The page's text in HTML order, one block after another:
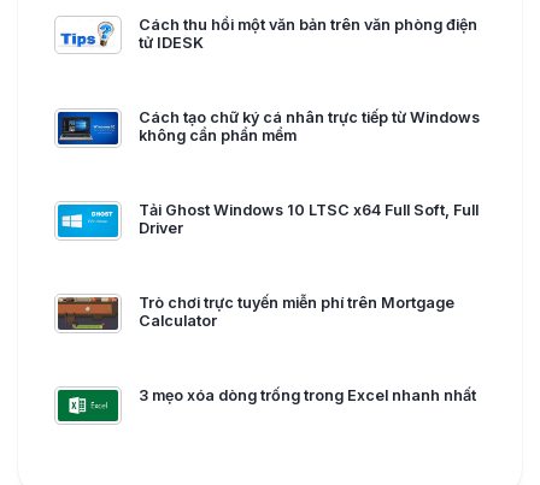
Cách thu hồi một văn bản trên văn phòng điện
tử IDESK
Cách tạo chữ ký cá nhân trực tiếp từ Windows
không cần phần mềm
Tải Ghost Windows 10 LTSC x64 Full Soft, Full
Driver
Trò chơi trực tuyến miễn phí trên Mortgage
Calculator
3 mẹo xóa dòng trống trong Excel nhanh nhất